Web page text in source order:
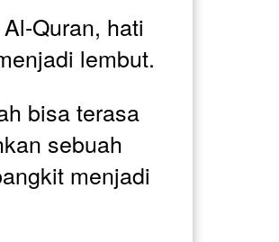
Quran, hati
lembut.
bisa terasa
sebuah
menjadi